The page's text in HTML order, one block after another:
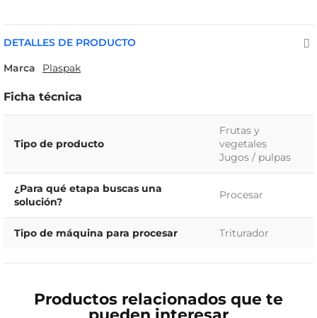
DETALLES DE PRODUCTO
Marca
Plaspak
Ficha técnica
Tipo de producto
Frutas y
vegetales
Jugos / pulpas
¿Para qué etapa buscas una
solución?
Procesar
Tipo de máquina para procesar Triturador
Productos relacionados que te